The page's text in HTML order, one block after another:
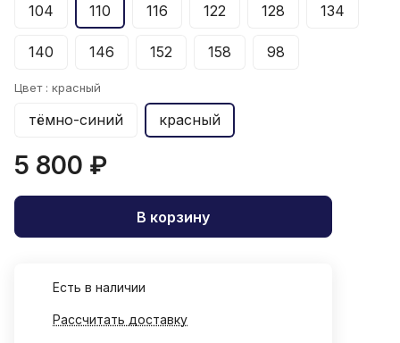
104 110 116 122 128 134
140 146 152 158 98
Цвет : красный
тёмно-синий красный
5 800 ₽
В корзину
Есть в наличии
Рассчитать доставку